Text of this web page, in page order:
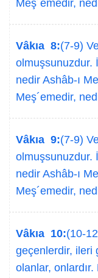
Meş´emedir,
Vâkıa 8:(7-9)
olmuşsunuzdur.
nedir Ashâb-ı
Meş´emedir,
Vâkıa 9:(7-9)
olmuşsunuzdur.
nedir Ashâb-ı
Meş´emedir,
Vâkıa 10:(10-
geçenlerdir, ileri
olanlar,